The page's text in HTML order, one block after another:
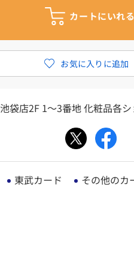
池袋店2F 1～3番地 化粧品各
東武カード その他のカ